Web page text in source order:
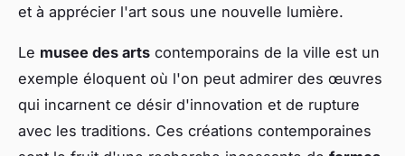
et à apprécier l'art sous une nouvelle lumière.
Le musee des arts contemporains de la ville est un
exemple éloquent où l'on peut admirer des œuvres
qui incarnent ce désir d'innovation et de rupture
avec les traditions. Ces créations contemporaines